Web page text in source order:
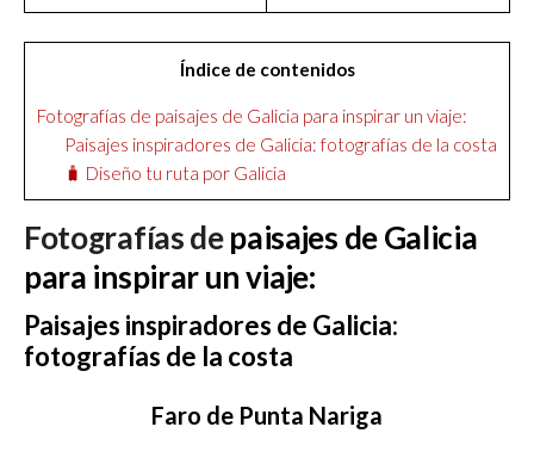
Índice de contenidos
Fotografías de paisajes de Galicia para inspirar un viaje:
Paisajes inspiradores de Galicia: fotografías de la costa
🧳 Diseño tu ruta por Galicia
Fotografías depaisajes de Galicia
para inspirar un viaje:
Paisajes inspiradores de Galicia:
fotografías de la costa
Faro de Punta Nariga